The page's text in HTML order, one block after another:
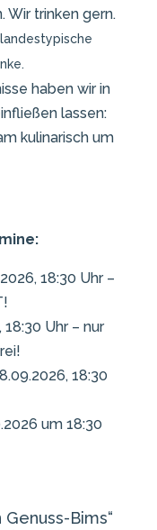
Wir trinken gern.
haben wir in
lassen:
kulinarisch um
18:30 Uhr –
Uhr – nur
18:30
um 18:30
Bims“